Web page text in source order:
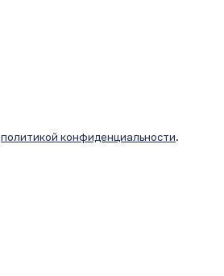
политикой конфиденциальности.